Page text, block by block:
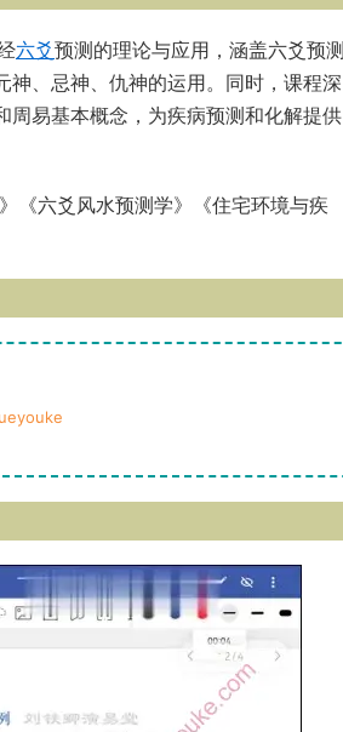
六爻预测的理论与应用，涵盖六爻预测
、忌神、仇神的运用。同时，课程深
周易基本概念，为疾病预测和化解提供
》《六爻风水预测学》《住宅环境与疾